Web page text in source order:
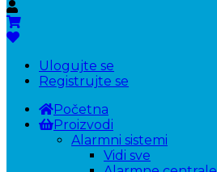
Ulogujte se
Registrujte se
Početna
Proizvodi
Alarmni sistemi
Vidi sve